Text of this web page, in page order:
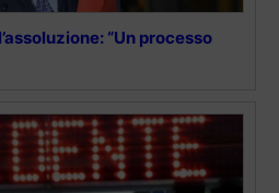
“Un processo